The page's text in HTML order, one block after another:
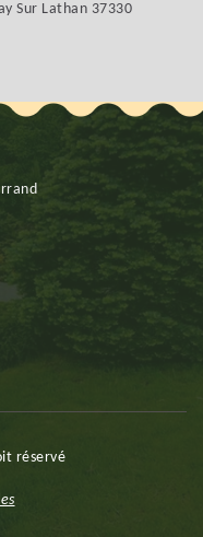
Sur Lathan 37330
réservé